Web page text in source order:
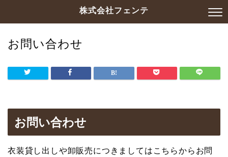
株式会社フェンテ
お問い合わせ
お問い合わせ
衣装貸し出しや卸販売につきましてはこちらからお問